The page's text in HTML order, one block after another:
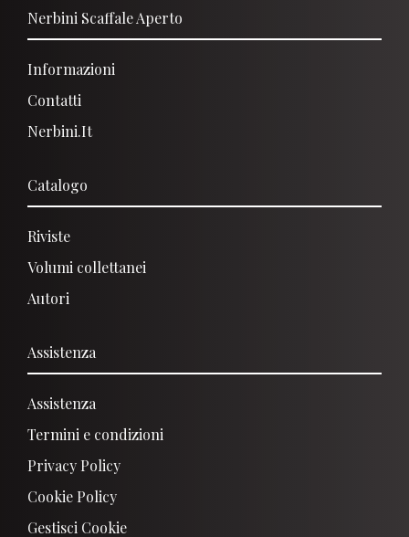
Nerbini Scaffale Aperto
Informazioni
Contatti
Nerbini.it
Catalogo
Riviste
Volumi collettanei
Autori
Assistenza
Assistenza
Termini e condizioni
Privacy Policy
Cookie Policy
Gestisci CookiE